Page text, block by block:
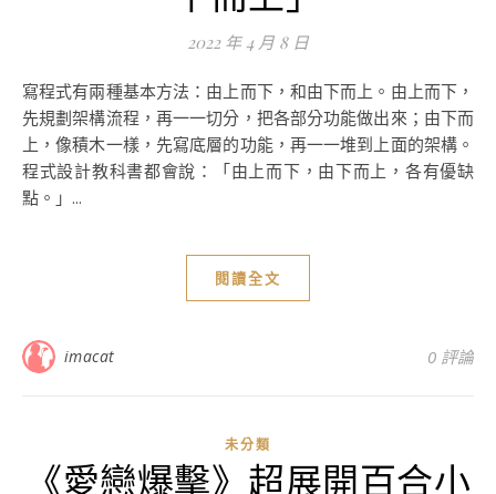
2022 年 4 月 8 日
寫程式有兩種基本方法：由上而下，和由下而上。由上而下，
先規劃架構流程，再一一切分，把各部分功能做出來；由下而
上，像積木一樣，先寫底層的功能，再一一堆到上面的架構。
程式設計教科書都會說：「由上而下，由下而上，各有優缺
點。」...
閱讀全文
imacat 0 評論
未分類
《愛戀爆擊》超展開百合小